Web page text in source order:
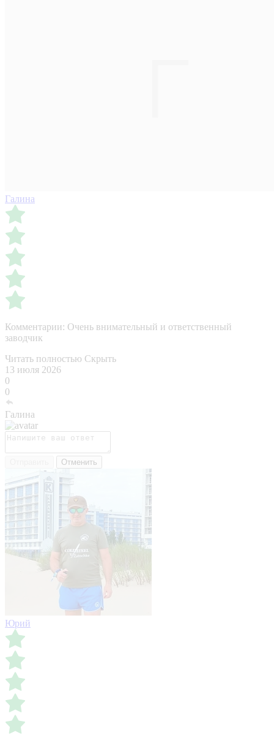
Галина
Комментарии: Очень внимательный и ответственный
заводчик
Читать полностью Скрыть
13 июля 2026
0
0
Галина
Отменить
Юрий